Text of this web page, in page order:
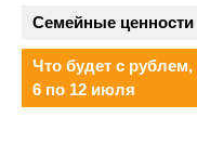
Семейные ценности
Что будет с
6 по 12 июля